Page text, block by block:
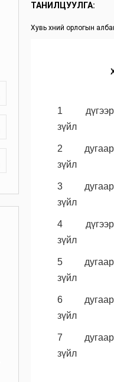
ТАНИЛЦУУЛГА:
Хувь хүний орлогын
1 дүгээр
зүйл
2 дугаар
зүйл
3 дугаар
зүйл
4 дүгээр
зүйл
5 дугаар
зүйл
6 дугаар
зүйл
7 дугаар
зүйл